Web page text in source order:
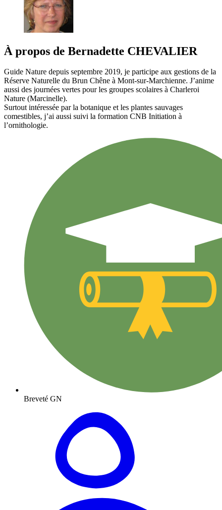
À propos de Bernadette CHEVALIER
Guide Nature depuis septembre 2019, je participe aux gestions de la
Réserve Naturelle du Brun Chêne à Mont-sur-Marchienne. J’anime
aussi des journées vertes pour les groupes scolaires à Charleroi
Nature (Marcinelle).
Surtout intéressée par la botanique et les plantes sauvages
comestibles, j’ai aussi suivi la formation CNB Initiation à
l’ornithologie.
Breveté GN